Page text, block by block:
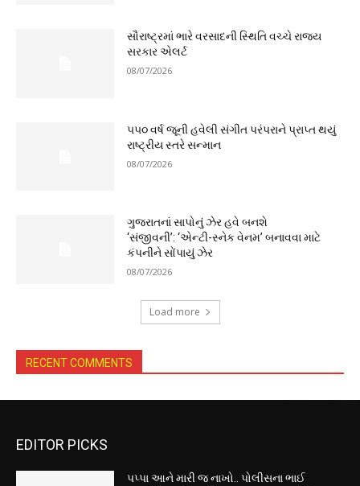
સૌરાષ્ટ્રમાં ભારે વરસાદની સ્થિતિ વચ્ચે રાજ્ય
સરકાર એલર્ટ
08/07/2026
૫૫૦ વર્ષ જૂની હવેલી સંગીત પરંપરાને પ્રાપ્ત થયું
રાષ્ટ્રીય સ્તરે સન્માન
08/07/2026
ગુજરાતનાં સાપોનું ઝેર હવે બનશે
‘સંજીવની’: ‘એન્ટી-સ્નેક વેનમ’ બનાવવા માટે
કંપનીને સોંપાયું ઝેર
08/07/2026
Load more
RECENT COMMENTS
EDITOR PICKS
પપ્પા આને મારી જ નાખો.. પોલીસના ભાઈ